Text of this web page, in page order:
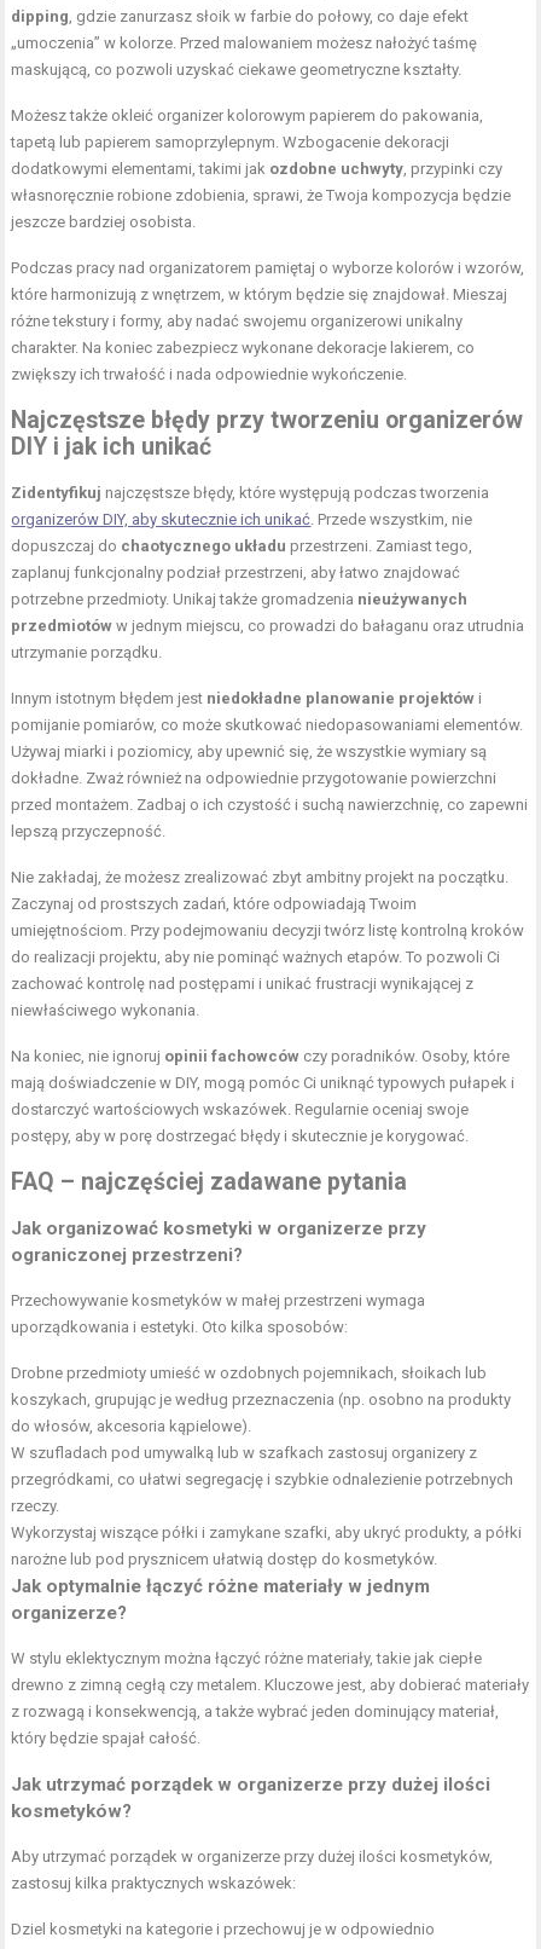
dipping , gdzie zanurzasz słoik w farbie do połowy, co daje efekt
„umoczenia” w kolorze. Przed malowaniem możesz nałożyć taśmę
maskującą, co pozwoli uzyskać ciekawe geometryczne kształty.
Możesz także okleić organizer kolorowym papierem do pakowania,
tapetą lub papierem samoprzylepnym. Wzbogacenie dekoracji
dodatkowymi elementami, takimi jak ozdobne uchwyty , przypinki czy
własnoręcznie robione zdobienia, sprawi, że Twoja kompozycja będzie
jeszcze bardziej osobista.
Podczas pracy nad organizatorem pamiętaj o wyborze kolorów i wzorów,
które harmonizują z wnętrzem, w którym będzie się znajdował. Mieszaj
różne tekstury i formy, aby nadać swojemu organizerowi unikalny
charakter. Na koniec zabezpiecz wykonane dekoracje lakierem, co
zwiększy ich trwałość i nada odpowiednie wykończenie.
Najczęstsze błędy przy tworzeniu organizerów
DIY i jak ich unikać
Zidentyfikuj najczęstsze błędy, które występują podczas tworzenia
organizerów DIY, aby skutecznie ich unikać . Przede wszystkim, nie
dopuszczaj do chaotycznego układu przestrzeni. Zamiast tego,
zaplanuj funkcjonalny podział przestrzeni, aby łatwo znajdować
potrzebne przedmioty. Unikaj także gromadzenia nieużywanych
przedmiotów w jednym miejscu, co prowadzi do bałaganu oraz utrudnia
utrzymanie porządku.
Innym istotnym błędem jest niedokładne planowanie projektów i
pomijanie pomiarów, co może skutkować niedopasowaniami elementów.
Używaj miarki i poziomicy, aby upewnić się, że wszystkie wymiary są
dokładne. Zważ również na odpowiednie przygotowanie powierzchni
przed montażem. Zadbaj o ich czystość i suchą nawierzchnię, co zapewni
lepszą przyczepność.
Nie zakładaj, że możesz zrealizować zbyt ambitny projekt na początku.
Zaczynaj od prostszych zadań, które odpowiadają Twoim
umiejętnościom. Przy podejmowaniu decyzji twórz listę kontrolną kroków
do realizacji projektu, aby nie pominąć ważnych etapów. To pozwoli Ci
zachować kontrolę nad postępami i unikać frustracji wynikającej z
niewłaściwego wykonania.
Na koniec, nie ignoruj opinii fachowców czy poradników. Osoby, które
mają doświadczenie w DIY, mogą pomóc Ci uniknąć typowych pułapek i
dostarczyć wartościowych wskazówek. Regularnie oceniaj swoje
postępy, aby w porę dostrzegać błędy i skutecznie je korygować.
FAQ – najczęściej zadawane pytania
Jak organizować kosmetyki w organizerze przy
ograniczonej przestrzeni?
Przechowywanie kosmetyków w małej przestrzeni wymaga
uporządkowania i estetyki. Oto kilka sposobów:
Drobne przedmioty umieść w ozdobnych pojemnikach, słoikach lub
koszykach, grupując je według przeznaczenia (np. osobno na produkty
do włosów, akcesoria kąpielowe).
W szufladach pod umywalką lub w szafkach zastosuj organizery z
przegródkami, co ułatwi segregację i szybkie odnalezienie potrzebnych
rzeczy.
Wykorzystaj wiszące półki i zamykane szafki, aby ukryć produkty, a półki
narożne lub pod prysznicem ułatwią dostęp do kosmetyków.
Jak optymalnie łączyć różne materiały w jednym
organizerze?
W stylu eklektycznym można łączyć różne materiały, takie jak ciepłe
drewno z zimną cegłą czy metalem. Kluczowe jest, aby dobierać materiały
z rozwagą i konsekwencją, a także wybrać jeden dominujący materiał,
który będzie spajał całość.
Jak utrzymać porządek w organizerze przy dużej ilości
kosmetyków?
Aby utrzymać porządek w organizerze przy dużej ilości kosmetyków,
zastosuj kilka praktycznych wskazówek:
Dziel kosmetyki na kategorie i przechowuj je w odpowiednio